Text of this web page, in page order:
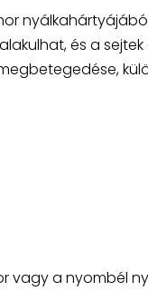
és a
vagy a nyombél